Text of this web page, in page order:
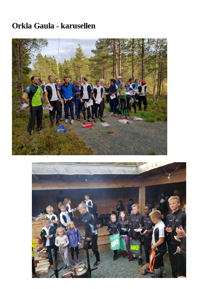
Orkla Gaula - karusellen